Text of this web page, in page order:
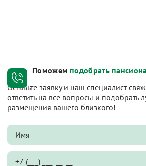
Поможем подобрать
Оставьте заявку и наш специалист
ответить на все вопросы и подобрать
размещения вашего близкого!